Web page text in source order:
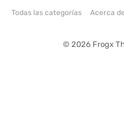
Todas las categorías Acerca
© 2026 Frogx